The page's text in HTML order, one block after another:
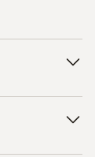
und